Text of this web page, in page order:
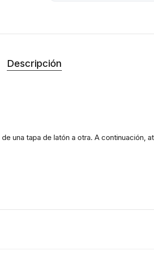
Descripción
una tapa de latón a otra. A continuación,